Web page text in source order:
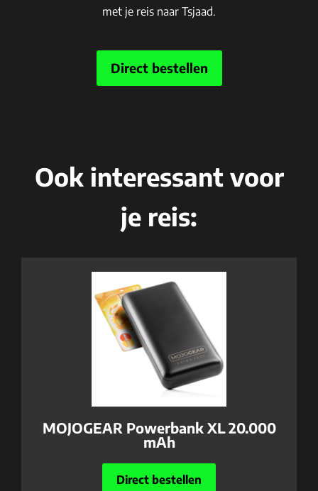
met je reis naar Tsjaad.
Direct bestellen
Ook interessant voor
je reis:
MOJOGEAR Powerbank XL 20.000
mAh
Direct bestellen